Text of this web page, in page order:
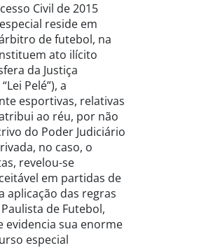
Civil de 2015
reside em
de futebol, na
ato ilícito
da Justiça
Pelé”), a
esportivas, relativas
ao réu, por não
do Poder Judiciário
no caso, o
revelou-se
em partidas de
aplicação das regras
de Futebol,
evidencia sua enorme
especial